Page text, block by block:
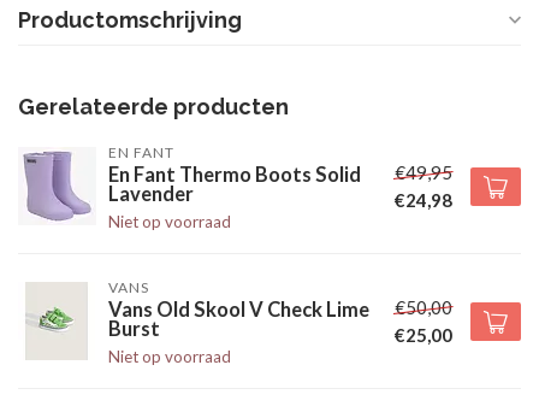
Productomschrijving
Gerelateerde producten
EN FANT
En Fant Thermo Boots Solid
Lavender
Niet op voorraad
€49,95
€24,98
VANS
Vans Old Skool V Check Lime
Burst
Niet op voorraad
€50,00
€25,00